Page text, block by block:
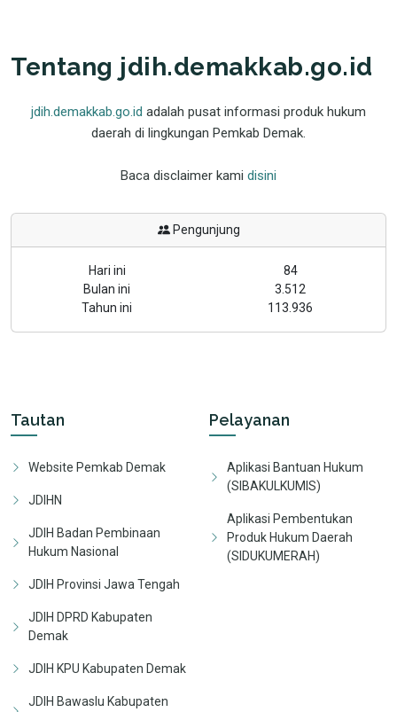
Tentang jdih.demakkab.go.id
jdih.demakkab.go.id adalah pusat informasi produk hukum
daerah di lingkungan Pemkab Demak.
Baca disclaimer kami disini
Pengunjung
Hari ini
84
Bulan ini
3.512
Tahun ini
113.936
Tautan
Website Pemkab Demak
JDIHN
JDIH Badan Pembinaan
Hukum Nasional
JDIH Provinsi Jawa Tengah
JDIH DPRD Kabupaten
Demak
JDIH KPU Kabupaten Demak
JDIH Bawaslu Kabupaten
Pelayanan
Aplikasi Bantuan Hukum
(SIBAKULKUMIS)
Aplikasi Pembentukan
Produk Hukum Daerah
(SIDUKUMERAH)